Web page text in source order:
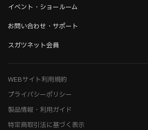
イベント・ショールーム
お問い合わせ・サポート
スガツネット会員
WEBサイト利用規約
プライバシーポリシー
製品情報・利用ガイド
特定商取引法に基づく表示